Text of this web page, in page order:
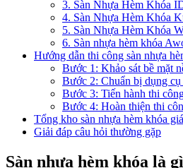
3. Sàn Nhựa Hèm Khóa
4. Sàn Nhựa Hèm Khóa
5. Sàn Nhựa Hèm Khóa
6. Sàn nhựa hèm khóa
Hướng dẫn thi công sàn nhựa
Bước 1: Khảo sát bề mặt
Bước 2: Chuẩn bị dụng
Bước 3: Tiến hành thi
Bước 4: Hoàn thiện thi
Tổng kho sàn nhựa hèm khóa
Giải đáp câu hỏi thường gặp
Sàn nhựa hèm khóa là